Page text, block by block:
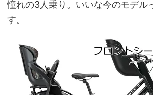
憧れの3人乗り。いいな今のモデル
す。